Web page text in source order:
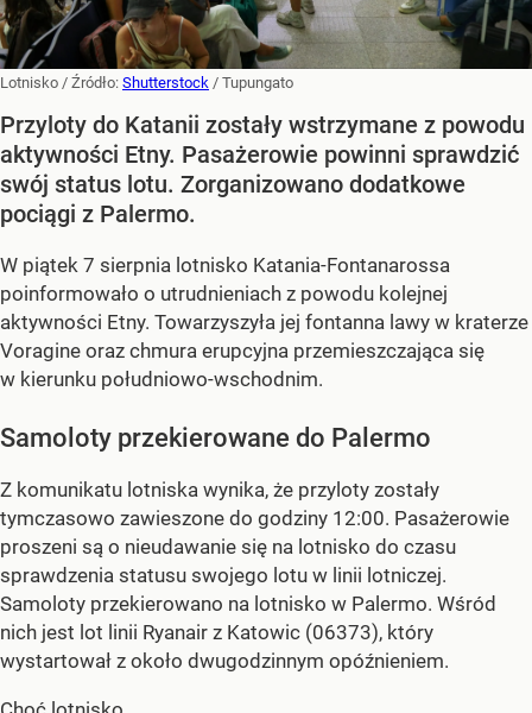
Lotnisko / Źródło: Shutterstock / Tupungato
Przyloty do Katanii zostały wstrzymane z powodu
aktywności Etny. Pasażerowie powinni sprawdzić
swój status lotu. Zorganizowano dodatkowe
pociągi z Palermo.
W piątek 7 sierpnia lotnisko Katania-Fontanarossa
poinformowało o utrudnieniach z powodu kolejnej
aktywności Etny. Towarzyszyła jej fontanna lawy w kraterze
Voragine oraz chmura erupcyjna przemieszczająca się
w kierunku południowo-wschodnim.
Samoloty przekierowane do Palermo
Z komunikatu lotniska wynika, że przyloty zostały
tymczasowo zawieszone do godziny 12:00. Pasażerowie
proszeni są o nieudawanie się na lotnisko do czasu
sprawdzenia statusu swojego lotu w linii lotniczej.
Samoloty przekierowano na lotnisko w Palermo. Wśród
nich jest lot linii Ryanair z Katowic (06373), który
wystartował z około dwugodzinnym opóźnieniem.